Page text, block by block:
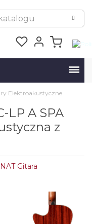
Elektroakustyczne
LP A SPA
z